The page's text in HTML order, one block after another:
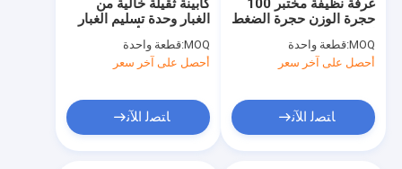
كابينة ثقيلة خالية من
الغبار وحدة تسليم الغبار
MOQ: قطعة واحدة
أحصل على آخر سعر
ﺎﺘﺼﻟ ﺍﻶﻧ
غرفة نظيفة مختبر 100
حجرة الوزن حجرة الضغط
غطاء التدفق لامينار غطاء
MOQ: قطعة واحدة
أحصل على آخر سعر
ﺎﺘﺼﻟ ﺍﻶﻧ